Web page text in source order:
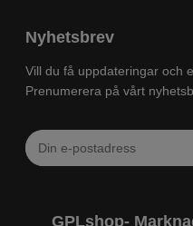
Nyhetsbrev
Vill du få uppdateringar och
Prenumerera på vårt
GPLshop-